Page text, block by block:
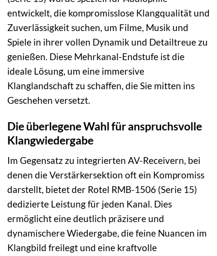
entwickelt, die kompromisslose Klangqualität und
Zuverlässigkeit suchen, um Filme, Musik und
Spiele in ihrer vollen Dynamik und Detailtreue zu
genießen. Diese Mehrkanal-Endstufe ist die
ideale Lösung, um eine immersive
Klanglandschaft zu schaffen, die Sie mitten ins
Geschehen versetzt.
Die überlegene Wahl für anspruchsvolle
Klangwiedergabe
Im Gegensatz zu integrierten AV-Receivern, bei
denen die Verstärkersektion oft ein Kompromiss
darstellt, bietet der Rotel RMB-1506 (Serie 15)
dedizierte Leistung für jeden Kanal. Dies
ermöglicht eine deutlich präzisere und
dynamischere Wiedergabe, die feine Nuancen im
Klangbild freilegt und eine kraftvolle